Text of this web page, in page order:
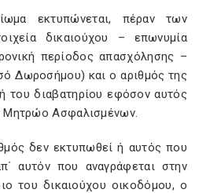
εκτυπώνεται, πέραν των
δικαιούχου – επωνυμία
περίοδος απασχόλησης –
Δωροσήμου) και ο αριθμός της
του διαβατηρίου εφόσον αυτός
Μητρώο Ασφαλισμένων.
δεν εκτυπωθεί ή αυτός που
αυτόν που αναγράφεται στην
του δικαιούχου οικοδόμου, ο